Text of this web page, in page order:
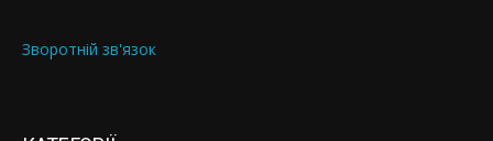
Зворотній зв'язок